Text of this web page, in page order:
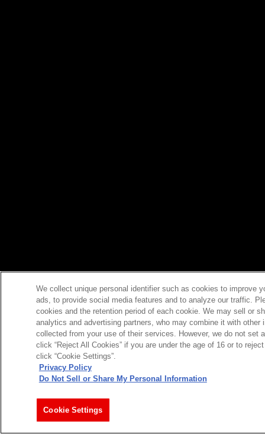
We collect unique personal identifier such as cookies to improve
ads, to provide social media features and to analyze our traffic.
cookies and the retention period of each cookie. We may sell or
analytics and advertising partners, who may combine it with
collected from your use of their services. However, we do not set
click “Reject All Cookies” if you are under the age of 16 or to
click “Cookie Settings”.
Privacy Policy
Do Not Sell or Share My Personal Information
Cookie Settings